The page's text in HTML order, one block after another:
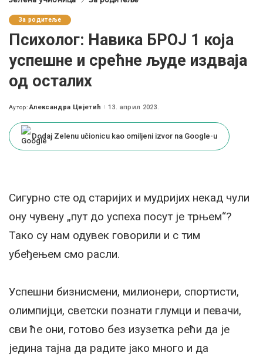
За родитеље
Психолог: Навика БРОЈ 1 која
успешне и срећне људе издваја
од осталих
Posted
Аутор: Александра Цвјетић 13. април 2023.
Dodaj Zelenu učionicu kao omiljeni izvor na Google-u
Сигурно сте од старијих и мудријих некад чули
ону чувену „пут до успеха посут је трњем“?
Тако су нам одувек говорили и с тим
убеђењем смо расли.
Успешни бизнисмени, милионери, спортисти,
олимпијци, светски познати глумци и певачи,
сви ће они, готово без изузетка рећи да је
једина тајна да радите јако много и да